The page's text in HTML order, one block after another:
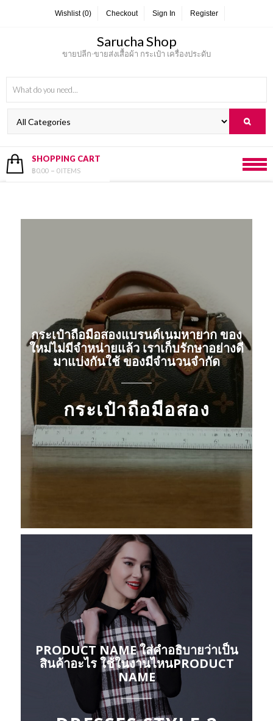
Wishlist (0) Checkout Sign In Register
Sarucha Shop
ขายปลีก-ขายส่งเสื้อผ้า กระเป๋า เครื่องประดับ
SHOPPING CART
฿0.00 0 ITEMS
กระเป๋าถือมือสองแบรนด์เนมหายาก ของ
ใหม่ไม่มีจำหน่ายแล้ว เราเก็บรักษาอย่างดี
มาแบ่งกันใช้ ของมีจำนวนจำกัด
กระเป๋าถือมือสอง
PRODUCT NAME ใส่คำอธิบายว่าเป็น
สินค้าอะไร ใช้ในงานไหนPRODUCT
NAME